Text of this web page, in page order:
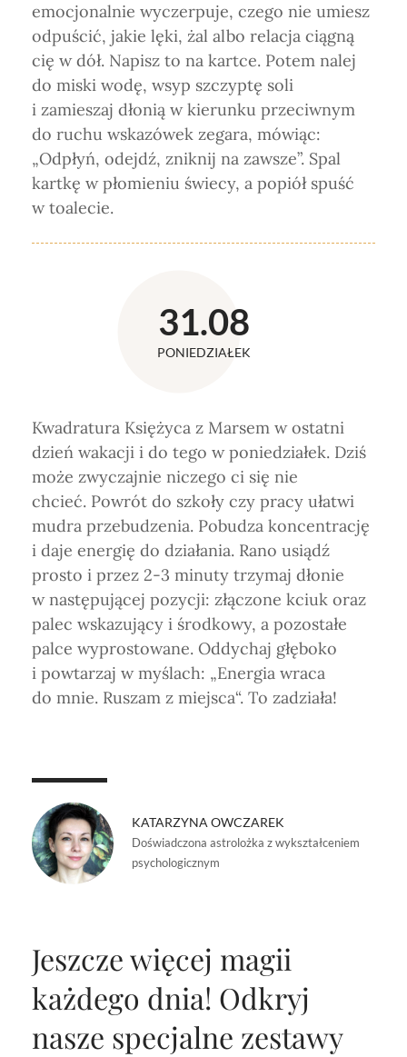
emocjonalnie wyczerpuje, czego nie umiesz
odpuścić, jakie lęki, żal albo relacja ciągną
cię w dół. Napisz to na kartce. Potem nalej
do miski wodę, wsyp szczyptę soli
i zamieszaj dłonią w kierunku przeciwnym
do ruchu wskazówek zegara, mówiąc:
„Odpłyń, odejdź, zniknij na zawsze”. Spal
kartkę w płomieniu świecy, a popiół spuść
w toalecie.
31.08
PONIEDZIAŁEK
Kwadratura Księżyca z Marsem w ostatni
dzień wakacji i do tego w poniedziałek. Dziś
może zwyczajnie niczego ci się nie
chcieć. Powrót do szkoły czy pracy ułatwi
mudra przebudzenia. Pobudza koncentrację
i daje energię do działania. Rano usiądź
prosto i przez 2-3 minuty trzymaj dłonie
w następującej pozycji: złączone kciuk oraz
palec wskazujący i środkowy, a pozostałe
palce wyprostowane. Oddychaj głęboko
i powtarzaj w myślach: „Energia wraca
do mnie. Ruszam z miejsca“. To zadziała!
KATARZYNA OWCZAREK
Doświadczona astrolożka z wykształceniem
psychologicznym
Jeszcze więcej magii
każdego dnia! Odkryj
nasze specjalne zestawy